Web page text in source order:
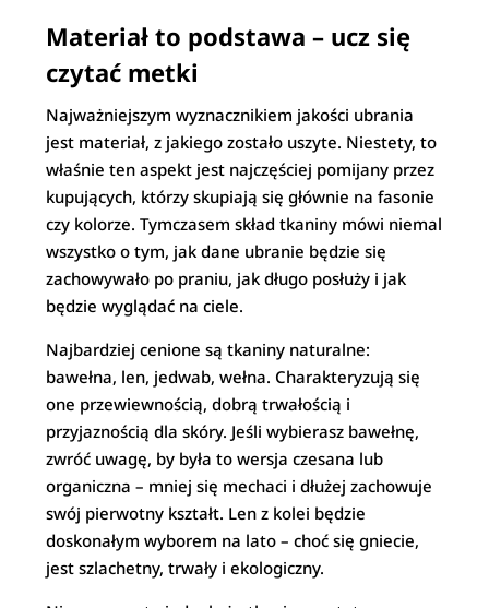
Materiał to podstawa – ucz się
czytać metki
Najważniejszym wyznacznikiem jakości ubrania
jest materiał, z jakiego zostało uszyte. Niestety, to
właśnie ten aspekt jest najczęściej pomijany przez
kupujących, którzy skupiają się głównie na fasonie
czy kolorze. Tymczasem skład tkaniny mówi niemal
wszystko o tym, jak dane ubranie będzie się
zachowywało po praniu, jak długo posłuży i jak
będzie wyglądać na ciele.
Najbardziej cenione są tkaniny naturalne:
bawełna, len, jedwab, wełna. Charakteryzują się
one przewiewnością, dobrą trwałością i
przyjaznością dla skóry. Jeśli wybierasz bawełnę,
zwróć uwagę, by była to wersja czesana lub
organiczna – mniej się mechaci i dłużej zachowuje
swój pierwotny kształt. Len z kolei będzie
doskonałym wyborem na lato – choć się gniecie,
jest szlachetny, trwały i ekologiczny.